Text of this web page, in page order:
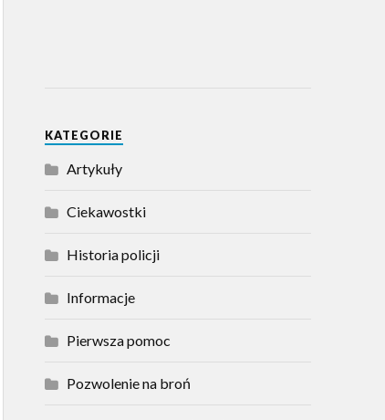
KATEGORIE
Artykuły
Ciekawostki
Historia policji
Informacje
Pierwsza pomoc
Pozwolenie na broń